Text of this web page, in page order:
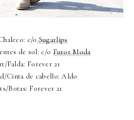
c/oSugarlips
de sol: c/o Furor Moda
Falda: Forever 21
Cinta de cabello: Aldo
Botas: Forever 21